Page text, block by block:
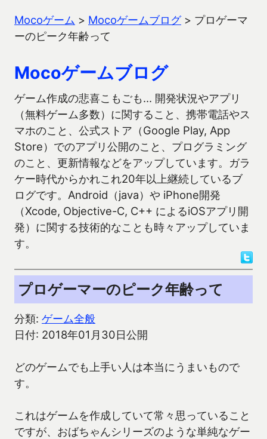
Mocoゲーム > Mocoゲームブログ> プロゲーマ
ーのピーク年齢って
Mocoゲームブログ
ゲーム作成の悲喜こもごも… 開発状況やアプリ
（無料ゲーム多数）に関すること、携帯電話やス
マホのこと、公式ストア（Google Play, App
Store）でのアプリ公開のこと、プログラミング
のこと、更新情報などをアップしています。ガラ
ケー時代からかれこれ20年以上継続しているブ
ログです。Android（java）や iPhone開発
（Xcode, Objective-C, C++ によるiOSアプリ開
発）に関する技術的なことも時々アップしていま
す。
プロゲーマーのピーク年齢って
分類: ゲーム全般
日付: 2018年01月30日公開
どのゲームでも上手い人は本当にうまいもので
す。
これはゲームを作成していて常々思っていること
ですが、おばちゃんシリーズのような単純なゲー